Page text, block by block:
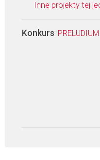
Inne projekty tej
Konkurs: